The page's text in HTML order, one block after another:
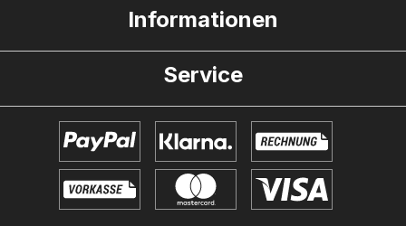
Informationen
Service